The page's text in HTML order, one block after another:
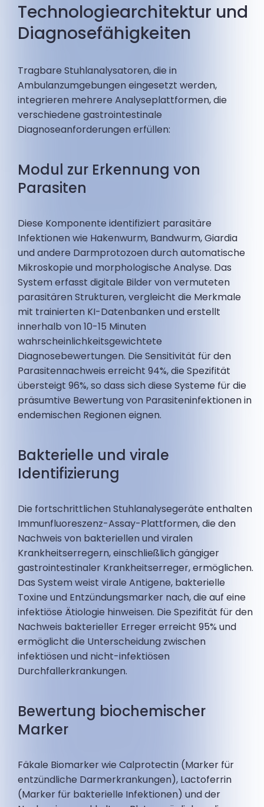
Technologiearchitektur und
Diagnosefähigkeiten
Tragbare Stuhlanalysatoren, die in
Ambulanzumgebungen eingesetzt werden,
integrieren mehrere Analyseplattformen, die
verschiedene gastrointestinale
Diagnoseanforderungen erfüllen:
Modul zur Erkennung von
Parasiten
Diese Komponente identifiziert parasitäre
Infektionen wie Hakenwurm, Bandwurm, Giardia
und andere Darmprotozoen durch automatische
Mikroskopie und morphologische Analyse. Das
System erfasst digitale Bilder von vermuteten
parasitären Strukturen, vergleicht die Merkmale
mit trainierten KI-Datenbanken und erstellt
innerhalb von 10-15 Minuten
wahrscheinlichkeitsgewichtete
Diagnosebewertungen. Die Sensitivität für den
Parasitennachweis erreicht 94%, die Spezifität
übersteigt 96%, so dass sich diese Systeme für die
präsumtive Bewertung von Parasiteninfektionen in
endemischen Regionen eignen.
Bakterielle und virale
Identifizierung
Die fortschrittlichen Stuhlanalysegeräte enthalten
Immunfluoreszenz-Assay-Plattformen, die den
Nachweis von bakteriellen und viralen
Krankheitserregern, einschließlich gängiger
gastrointestinaler Krankheitserreger, ermöglichen.
Das System weist virale Antigene, bakterielle
Toxine und Entzündungsmarker nach, die auf eine
infektiöse Ätiologie hinweisen. Die Spezifität für den
Nachweis bakterieller Erreger erreicht 95% und
ermöglicht die Unterscheidung zwischen
infektiösen und nicht-infektiösen
Durchfallerkrankungen.
Bewertung biochemischer
Marker
Fäkale Biomarker wie Calprotectin (Marker für
entzündliche Darmerkrankungen), Lactoferrin
(Marker für bakterielle Infektionen) und der